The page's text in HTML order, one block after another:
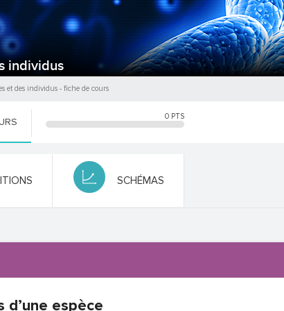
individus
et des individus - fiche de cours
0 PTS
SCHÉMAS
d’une espèce